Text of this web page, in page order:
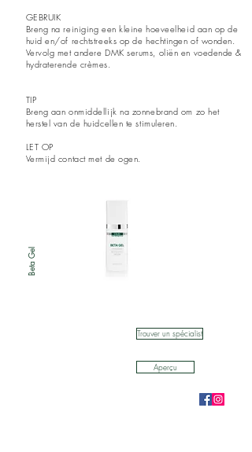
GEBRUIK
Breng na reiniging een kleine hoeveelheid aan op de
huid en/of rechtstreeks op de hechtingen of wonden.
Vervolg met andere DMK serums, oliën en voedende &
hydraterende crèmes.
TIP
Breng aan onmiddellijk na zonnebrand om zo het
herstel van de huidcellen te stimuleren.
LET OP
Vermijd contact met de ogen.
Beta Gel
Trouver un spécialist
Aperçu